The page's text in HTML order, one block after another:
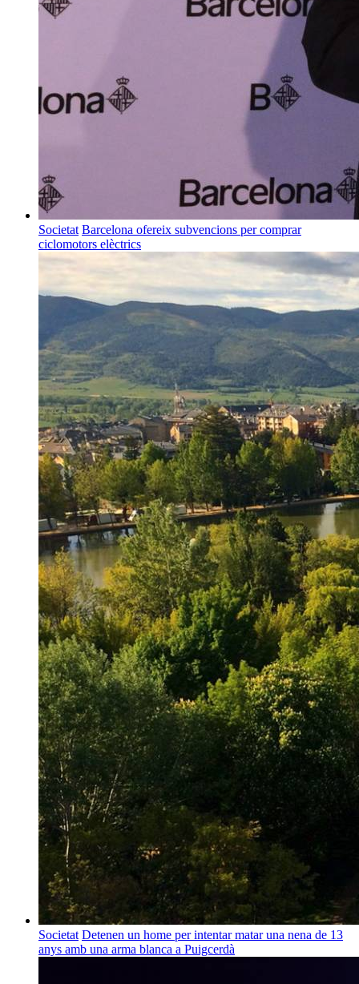
Societat Barcelona ofereix subvencions per comprar
ciclomotors elèctrics
Societat Detenen un home per intentar matar una nena de 13
anys amb una arma blanca a Puigcerdà